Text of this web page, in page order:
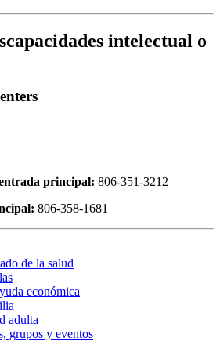
intelectual o
principal: 806-351-3212
806-358-1681
de la salud
económica
adulta
grupos y eventos